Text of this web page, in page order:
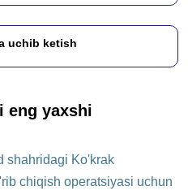
uchib ketish
eng yaxshi
shahridagi Ko'krak
chiqish operatsiyasi uchun